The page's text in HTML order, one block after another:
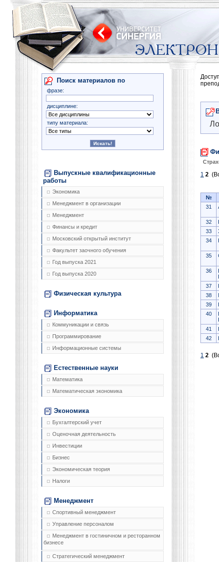
Поиск материалов по
фразе:
дисциплине:
типу материала:
Выпускные квалификационные
работы
Экономика
Менеджмент в организации
Менеджмент
Финансы и кредит
Московский открытый институт
Факультет заочного обучения
Год выпуска 2021
Год выпуска 2020
Физическая культура
Информатика
Коммуникации и связь
Программирование
Информационные системы
Естественные науки
Математика
Математическая экономика
Экономика
Бухгалтерский учет
Оценочная деятельность
Инвестиции
Бизнес
Экономическая теория
Налоги
Менеджмент
Спортивный менеджмент
Управление персоналом
Менеджмент в гостиничном и ресторанном
бизнесе
Стратегический менеджмент
1 2
№
31
32
33
34
35
36
37
38
39
40
41
42
1 2